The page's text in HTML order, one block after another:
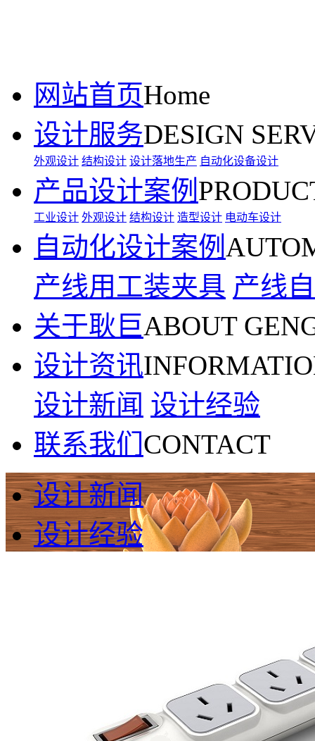
网站首页Home
设计服务DESIGN
外观设计 结构设计 设计落地生产 自动化设备设计
产品设计案例
工业设计 外观设计 结构设计 造型设计 电动车设计
自动化设计案例
产线用工装夹具 产线
关于耿巨ABOUT
设计资讯
设计新闻 设计经验
联系我们 CONTACT
设计新闻
设计经验